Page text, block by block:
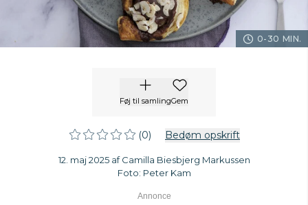
0-30 MIN.
Føj til samlingGem
(0) Bedøm opskrift
12. maj 2025 af Camilla Biesbjerg Markussen
Foto: Peter Kam